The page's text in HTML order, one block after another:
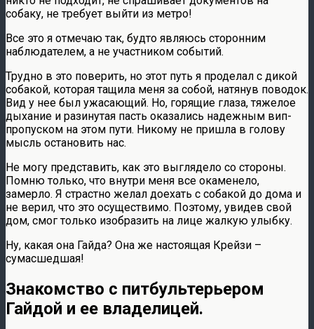
собаку, не требует выйти из метро!
Все это я отмечаю так, будто являюсь сторонним
наблюдателем, а не участником событий.
Трудно в это поверить, но этот путь я проделал с дикой
собакой, которая тащила меня за собой, натянув поводок.
Вид у нее был ужасающий. Но, горящие глаза, тяжелое
дыхание и разинутая пасть оказались надежным вип-
пропуском на этом пути. Никому не пришла в голову
мысль остановить нас.
Не могу представить, как это выглядело со стороны.
Помню только, что внутри меня все окаменело,
замерло. Я страстно желал доехать с собакой до дома и
не верил, что это осуществимо. Поэтому, увидев свой
дом, смог только изобразить на лице жалкую улыбку.
Ну, какая она Гайда? Она же настоящая Крейзи –
сумасшедшая!
Знакомство с питбультерьером
Гайдой и ее владелицей.